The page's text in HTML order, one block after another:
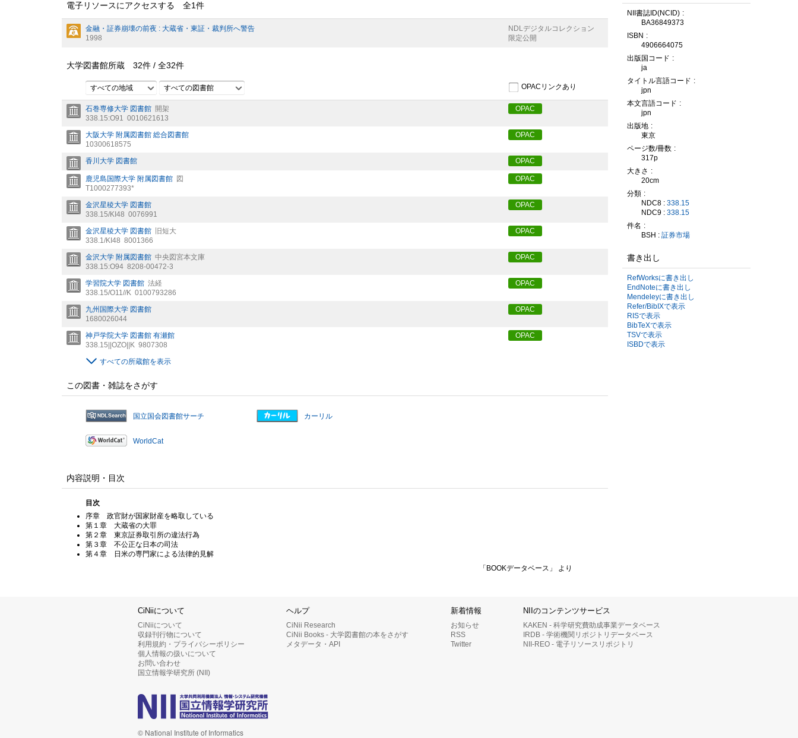
電子リソースにアクセスする 全1件
金融・証券崩壊の前夜 : 大蔵省・東証・裁判所へ警告
1998
NDLデジタルコレクション
限定公開
大学図書館所蔵 32件 / 全32件
すべての地域 すべての図書館 OPACリンクあり
石巻専修大学 図書館 開架
338.15:O91 0010621613
OPAC
大阪大学 附属図書館 総合図書館
10300618575
OPAC
香川大学 図書館 OPAC
鹿児島国際大学 附属図書館 図
T1000277393*
OPAC
金沢星稜大学 図書館
338.15/KI48 0076991
OPAC
金沢星稜大学 図書館
旧短大
338.1/KI48 8001366
OPAC
金沢大学 附属図書館 中央図宮本文庫
338.15:O94 8208-00472-3
OPAC
学習院大学 図書館 法経
338.15/O11//K 0100793286
OPAC
九州国際大学 図書館
1680026044
OPAC
神戸学院大学 図書館 有瀬館
338.15||OZO||K 9807308
OPAC
すべての所蔵館を表示
この図書・雑誌をさがす
国立国会図書館サーチ カーリル
WorldCat
内容説明・目次
目次
序章 政官財が国家財産を略取している
第１章 大蔵省の大罪
第２章 東京証券取引所の違法行為
第３章 不公正な日本の司法
第４章 日米の専門家による法律的見解
「BOOKデータベース」 より
NII書誌ID(NCID)
BA36849373
ISBN
4906664075
出版国コード
ja
タイトル言語コード
jpn
本文言語コード
jpn
出版地
東京
ページ数/冊数
317p
大きさ
20cm
分類
NDC8 : 338.15
NDC9 : 338.15
件名
BSH : 証券市場
書き出し
RefWorksに書き出し
EndNoteに書き出し
Mendeleyに書き出し
Refer/BibIXで表示
RISで表示
BibTeXで表示
TSVで表示
ISBDで表示
CiNiiについて
CiNiiについて
収録刊行物について
利用規約・プライバシーポリシー
個人情報の扱いについて
お問い合わせ
国立情報学研究所 (NII)
ヘルプ
CiNii Research
CiNii Books - 大学図書館の本をさがす
メタデータ・API
新着情報
お知らせ
RSS
Twitter
NIIのコンテンツサービス
KAKEN - 科学研究費助成事業データベース
IRDB - 学術機関リポジトリデータベース
NII-REO - 電子リソースリポジトリ
© National Institute of Informatics